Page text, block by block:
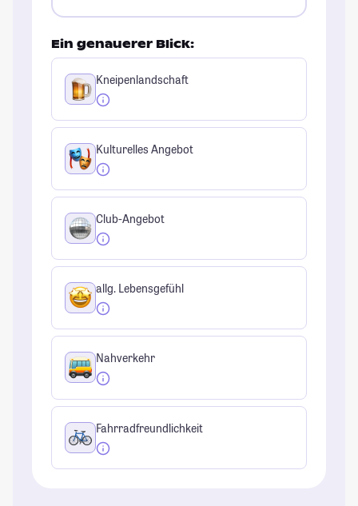
Ein genauerer Blick:
Kneipenlandschaft
Kulturelles Angebot
Club-Angebot
allg. Lebensgefühl
Nahverkehr
Fahrradfreundlichkeit